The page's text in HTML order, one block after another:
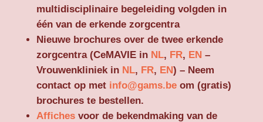
multidisciplinaire begeleiding volgden in
één van de erkende zorgcentra
Nieuwe brochures over de twee erkende
zorgcentra (CeMAVIE in NL, FR, EN –
Vrouwenkliniek in NL, FR, EN) – Neem
contact op met info@gams.beom (gratis)
brochures te bestellen.
Affichesvoor de bekendmaking van de